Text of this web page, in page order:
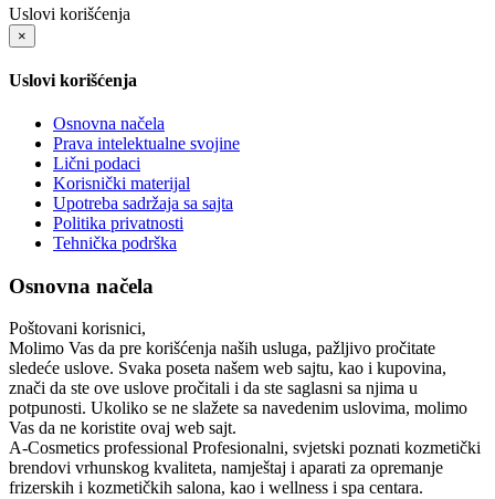
Uslovi korišćenja
×
Uslovi korišćenja
Osnovna načela
Prava intelektualne svojine
Lični podaci
Korisnički materijal
Upotreba sadržaja sa sajta
Politika privatnosti
Tehnička podrška
Osnovna načela
Poštovani korisnici,
Molimo Vas da pre korišćenja naših usluga, pažljivo pročitate
sledeće uslove. Svaka poseta našem web sajtu, kao i kupovina,
znači da ste ove uslove pročitali i da ste saglasni sa njima u
potpunosti. Ukoliko se ne slažete sa navedenim uslovima, molimo
Vas da ne koristite ovaj web sajt.
A-Cosmetics professional Profesionalni, svjetski poznati kozmetički
brendovi vrhunskog kvaliteta, namještaj i aparati za opremanje
frizerskih i kozmetičkih salona, kao i wellness i spa centara.